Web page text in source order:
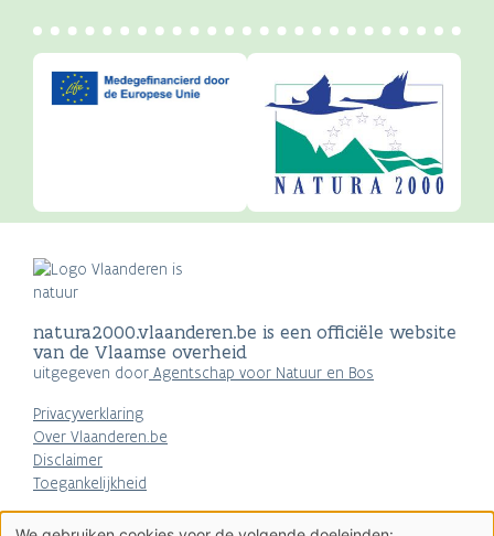
natura2000.vlaanderen.be is een officiële website
van de Vlaamse overheid
uitgegeven door Agentschap voor Natuur en Bos
Privacyverklaring
Over Vlaanderen.be
Disclaimer
Toegankelijkheid
AGENTSCHAP